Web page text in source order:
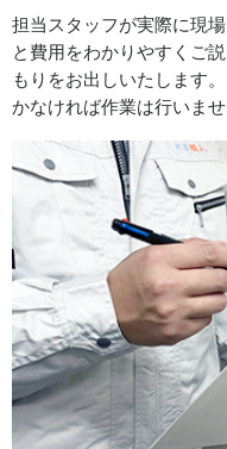
2026/07/27
伺いさせて頂きました。
スタッフの修理報告や
担当スタッフが実際に現
と費用をわかりやすくご
もりをお出しいたします
かなければ作業は行いませ